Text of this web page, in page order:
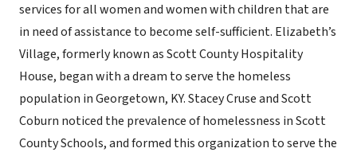
services for all women and women with children that are
in need of assistance to become self-sufficient. Elizabeth’s
Village, formerly known as Scott County Hospitality
House, began with a dream to serve the homeless
population in Georgetown, KY. Stacey Cruse and Scott
Coburn noticed the prevalence of homelessness in Scott
County Schools, and formed this organization to serve the